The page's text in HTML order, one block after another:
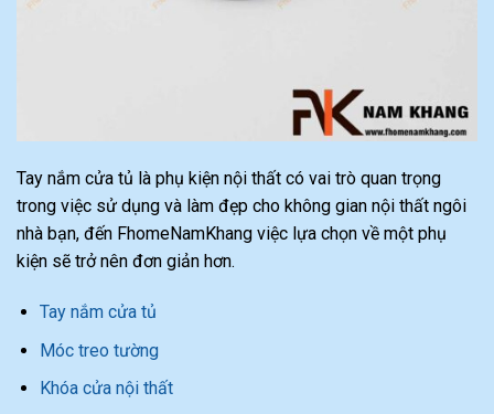
Tay nắm cửa tủ là phụ kiện nội thất có vai trò quan trọng
trong việc sử dụng và làm đẹp cho không gian nội thất ngôi
nhà bạn, đến FhomeNamKhang việc lựa chọn về một phụ
kiện sẽ trở nên đơn giản hơn.
Tay nắm cửa tủ
Móc treo tường
Khóa cửa nội thất